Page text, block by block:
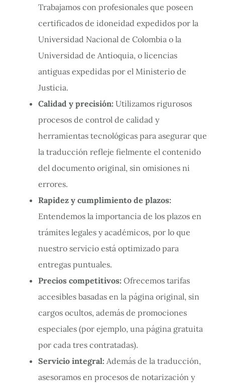
Trabajamos con profesionales que poseen
certificados de idoneidad expedidos por la
Universidad Nacional de Colombia o la
Universidad de Antioquia, o licencias
antiguas expedidas por el Ministerio de
Justicia.
Calidad y precisión: Utilizamos rigurosos
procesos de control de calidad y
herramientas tecnológicas para asegurar que
la traducción refleje fielmente el contenido
del documento original, sin omisiones ni
errores.
Rapidez y cumplimiento de plazos:
Entendemos la importancia de los plazos en
trámites legales y académicos, por lo que
nuestro servicio está optimizado para
entregas puntuales.
Precios competitivos: Ofrecemos tarifas
accesibles basadas en la página original, sin
cargos ocultos, además de promociones
especiales (por ejemplo, una página gratuita
por cada tres contratadas).
Servicio integral: Además de la traducción,
asesoramos en procesos de notarización y